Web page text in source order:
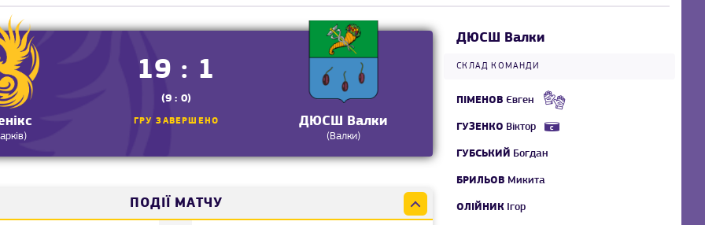
19 : 1
(9 : 0)
ГРУ ЗАВЕРШЕНО ДЮСШ Валки
(Валки)
ПОДІЇ МАТЧУ
ДЮСШ Валки
СКЛАД КОМАНДИ
ПІМЕНОВ Євген
ГУЗЕНКО Віктор
ГУБСЬКИЙ Богдан
БРИЛЬОВ Микита
ОЛІЙНИК Ігор